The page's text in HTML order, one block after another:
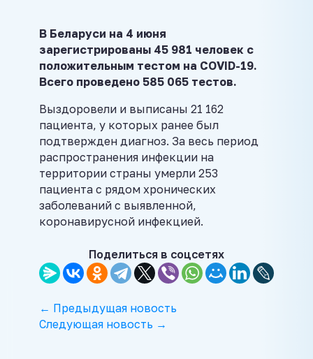
В Беларуси на 4 июня
зарегистрированы 45 981 человек с
положительным тестом на COVID-19.
Всего проведено 585 065 тестов.
Выздоровели и выписаны 21 162
пациента, у которых ранее был
подтвержден диагноз. За весь период
распространения инфекции на
территории страны умерли 253
пациента с рядом хронических
заболеваний с выявленной,
коронавирусной инфекцией.
Поделиться в соцсетях
← Предыдущая новость
Следующая новость →